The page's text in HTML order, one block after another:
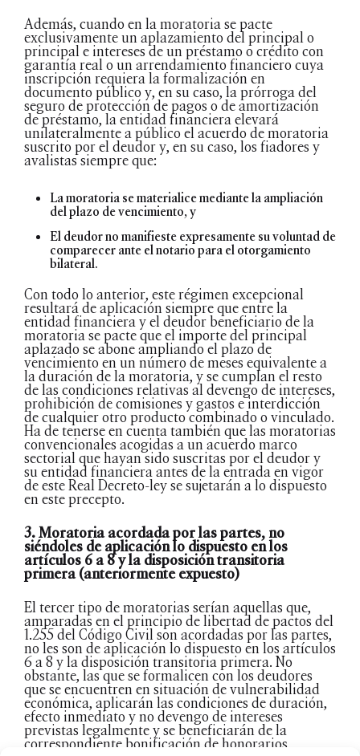
Además, cuando en la moratoria se pacte
exclusivamente un aplazamiento del principal o
principal e intereses de un préstamo o crédito con
garantía real o un arrendamiento financiero cuya
inscripción requiera la formalización en
documento público y, en su caso, la prórroga del
seguro de protección de pagos o de amortización
de préstamo, la entidad financiera elevará
unilateralmente a público el acuerdo de moratoria
suscrito por el deudor y, en su caso, los fiadores y
avalistas siempre que:
La moratoria se materialice mediante la ampliación
del plazo de vencimiento, y
El deudor no manifieste expresamente su voluntad de
comparecer ante el notario para el otorgamiento
bilateral.
Con todo lo anterior, este régimen excepcional
resultará de aplicación siempre que entre la
entidad financiera y el deudor beneficiario de la
moratoria se pacte que el importe del principal
aplazado se abone ampliando el plazo de
vencimiento en un número de meses equivalente a
la duración de la moratoria, y se cumplan el resto
de las condiciones relativas al devengo de intereses,
prohibición de comisiones y gastos e interdicción
de cualquier otro producto combinado o vinculado.
Ha de tenerse en cuenta también que las moratorias
convencionales acogidas a un acuerdo marco
sectorial que hayan sido suscritas por el deudor y
su entidad financiera antes de la entrada en vigor
de este Real Decreto-ley se sujetarán a lo dispuesto
en este precepto.
3. Moratoria acordada por las partes, no
siéndoles de aplicación lo dispuesto en los
artículos 6 a 8 y la disposición transitoria
primera (anteriormente expuesto)
El tercer tipo de moratorias serían aquellas que,
amparadas en el principio de libertad de pactos del
1.255 del Código Civil son acordadas por las partes,
no les son de aplicación lo dispuesto en los artículos
6 a 8 y la disposición transitoria primera. No
obstante, las que se formalicen con los deudores
que se encuentren en situación de vulnerabilidad
económica, aplicarán las condiciones de duración,
efecto inmediato y no devengo de intereses
previstas legalmente y se beneficiarán de la
correspondiente bonificación de honorarios